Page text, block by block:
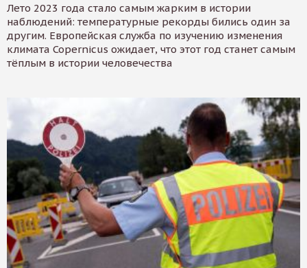
Лето 2023 года стало самым жарким в истории
наблюдений: температурные рекорды бились один за
другим. Европейская служба по изучению изменения
климата Copernicus ожидает, что этот год станет самым
тёплым в истории человечества